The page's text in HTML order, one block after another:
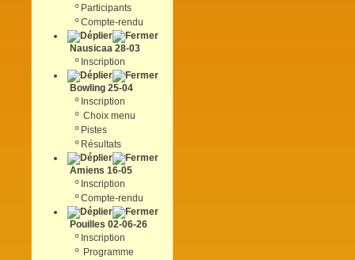
º Participants
ºCompte-rendu
Nausicaa 28-03
º Inscription
Bowling 25-04
º Inscription
º Choix menu
º Pistes
º Résultats
Amiens 16-05
º Inscription
ºCompte-rendu
Pouilles 02-06-26
º Inscription
º Programme